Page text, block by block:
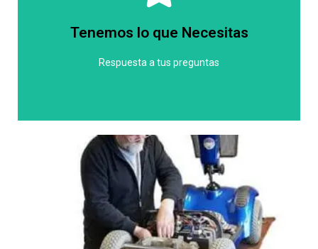
Tenemos lo que Necesitas
Respuesta a tus preguntas
variedad de silla de ruedas eléctrica, por lo que el
características. Sin embargo, podemos asegurarte